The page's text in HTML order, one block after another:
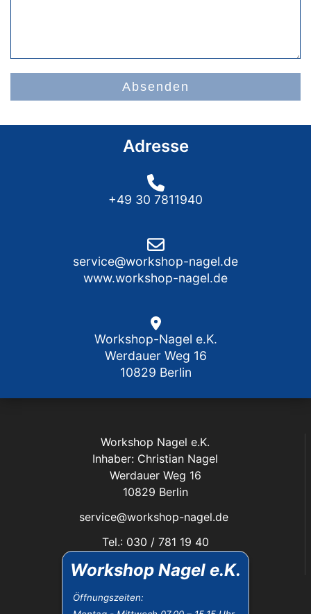
Workshop Nagel e.K.
Öffnungszeiten:
Absenden
Adresse
+49 30 7811940
service@workshop-nagel.de
www.workshop-nagel.de
Workshop-Nagel e.K.
Werdauer Weg 16
10829 Berlin
Workshop Nagel e.K.
Inhaber: Christian Nagel
Werdauer Weg 16
10829 Berlin
service@workshop-nagel.de
Tel.: 030 / 781 19 40
Das Unternehmen: